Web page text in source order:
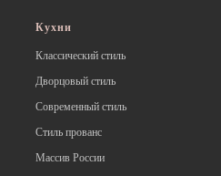
Кухни
Классический стиль
Дворцовый стиль
Современный стиль
Стиль прованс
Массив России